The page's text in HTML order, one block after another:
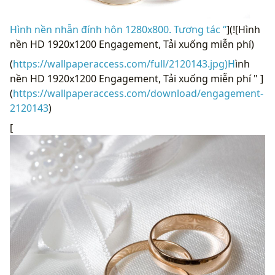
Hình nền nhẫn đính hôn 1280x800. Tương tác “](![Hình
nền HD 1920x1200 Engagement, Tải xuống miễn phí)
(https://wallpaperaccess.com/full/2120143.jpg)Hình
nền HD 1920x1200 Engagement, Tải xuống miễn phí " ]
(https://wallpaperaccess.com/download/engagement-
2120143)
[